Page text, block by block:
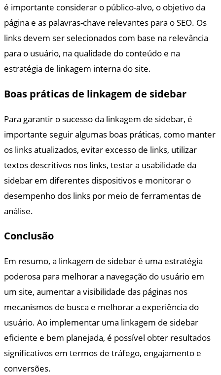
é importante considerar o público-alvo, o objetivo da
página e as palavras-chave relevantes para o SEO. Os
links devem ser selecionados com base na relevância
para o usuário, na qualidade do conteúdo e na
estratégia de linkagem interna do site.
Boas práticas de linkagem de sidebar
Para garantir o sucesso da linkagem de sidebar, é
importante seguir algumas boas práticas, como manter
os links atualizados, evitar excesso de links, utilizar
textos descritivos nos links, testar a usabilidade da
sidebar em diferentes dispositivos e monitorar o
desempenho dos links por meio de ferramentas de
análise.
Conclusão
Em resumo, a linkagem de sidebar é uma estratégia
poderosa para melhorar a navegação do usuário em
um site, aumentar a visibilidade das páginas nos
mecanismos de busca e melhorar a experiência do
usuário. Ao implementar uma linkagem de sidebar
eficiente e bem planejada, é possível obter resultados
significativos em termos de tráfego, engajamento e
conversões.